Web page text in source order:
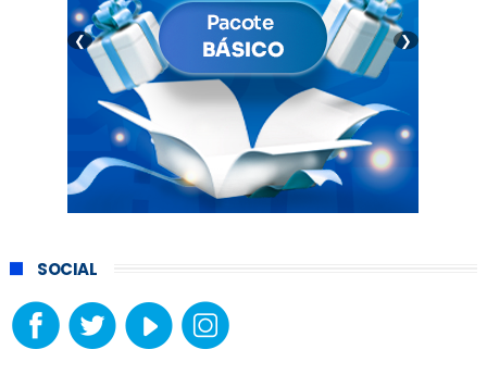
❮ ❯
SOCIAL